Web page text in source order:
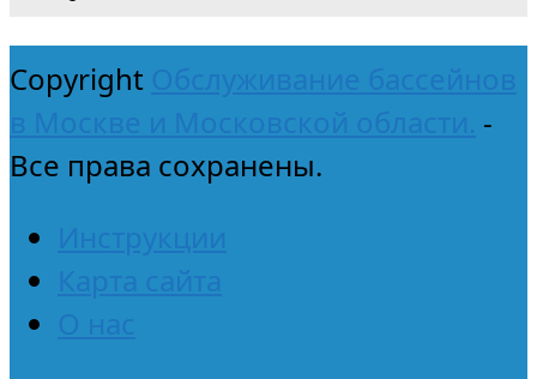
Copyright Обслуживание бассейнов
в Москве и Московской области. -
Все права сохранены.
Инструкции
Карта сайта
О нас